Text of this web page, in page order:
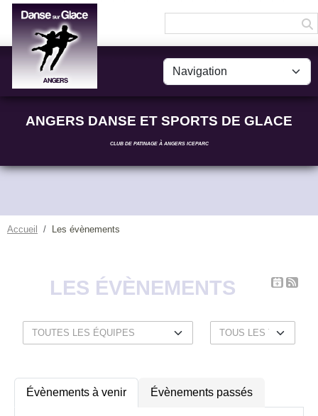
ANGERS DANSE ET SPORTS DE GLACE
CLUB DE PATINAGE À ANGERS ICEPARC
Accueil Les évènements
LES ÉVÈNEMENTS
Évènements à venir Évènements passés
Panneau de gestion des cookies